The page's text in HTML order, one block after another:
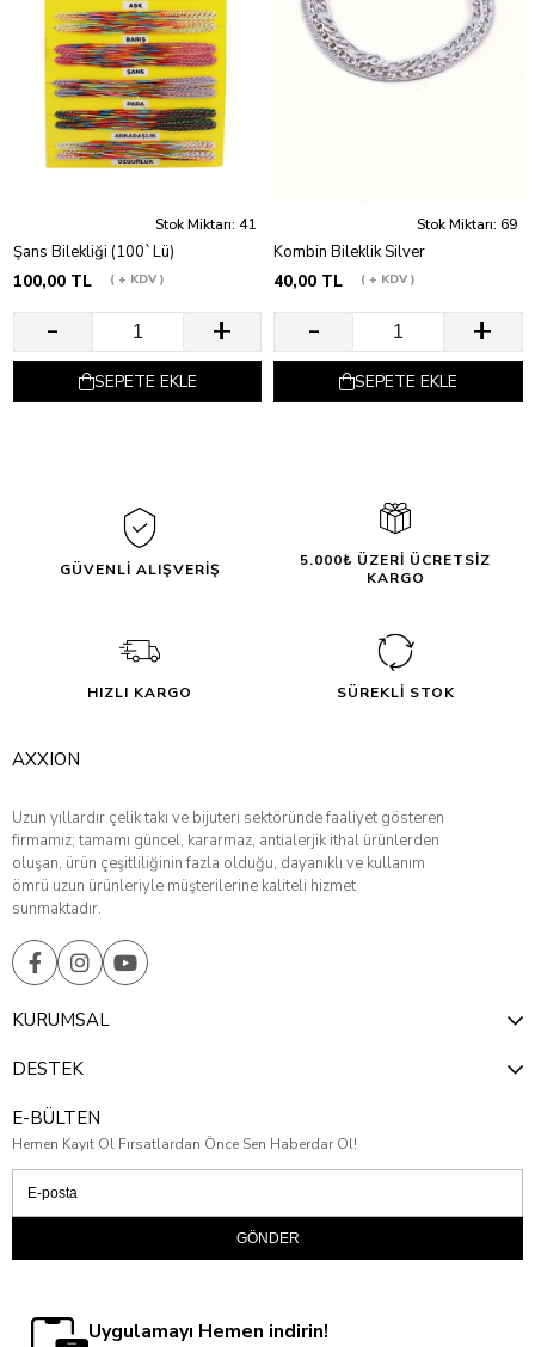
Stok Miktarı: 41
Şans Bilekliği (100`Lü)
100,00 TL
+ KDV
SEPETE EKLE
Stok Miktarı: 69
Kombin Bileklik Silver
40,00 TL
+ KDV
SEPETE EKLE
GÜVENLİ ALIŞVERİŞ
5.000₺ ÜZERİ ÜCRETSİZ
KARGO
HIZLI KARGO SÜREKLİ STOK
AXXION
Uzun yıllardır çelik takı ve bijuteri sektöründe faaliyet gösteren
firmamız; tamamı güncel, kararmaz, antialerjik ithal ürünlerden
oluşan, ürün çeşitliliğinin fazla olduğu, dayanıklı ve kullanım
ömrü uzun ürünleriyle müşterilerine kaliteli hizmet
sunmaktadır.
KURUMSAL
DESTEK
E-BÜLTEN
Hemen Kayıt Ol Fırsatlardan Önce Sen Haberdar Ol!
GÖNDER
Uygulamayı Hemen indirin!